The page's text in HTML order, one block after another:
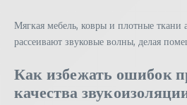
Мягкая мебель, ковры и плотные ткани
рассеивают звуковые волны, делая
Как избежать ошибок
качества